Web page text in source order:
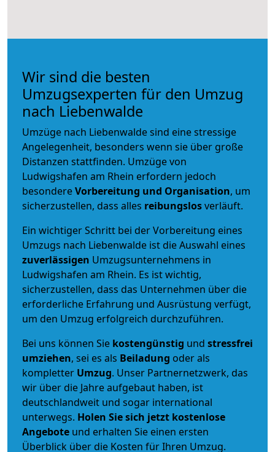
Wir sind die besten
Umzugsexperten für den Umzug
nach Liebenwalde
Umzüge nach Liebenwalde sind eine stressige
Angelegenheit, besonders wenn sie über große
Distanzen stattfinden. Umzüge von
Ludwigshafen am Rhein erfordern jedoch
besondereVorbereitung und Organisation, um
sicherzustellen, dass alles reibungslosverläuft.
Ein wichtiger Schritt bei der Vorbereitung eines
Umzugs nach Liebenwalde ist die Auswahl eines
zuverlässigen Umzugsunternehmens in
Ludwigshafen am Rhein. Es ist wichtig,
sicherzustellen, dass das Unternehmen über die
erforderliche Erfahrung und Ausrüstung verfügt,
um den Umzug erfolgreich durchzuführen.
Bei uns können Sie kostengünstig und stressfrei
umziehen, sei es als Beiladung oder als
kompletter Umzug. Unser Partnernetzwerk, das
wir über die Jahre aufgebaut haben, ist
deutschlandweit und sogar international
unterwegs. Holen Sie sich jetzt kostenlose
Angebote und erhalten Sie einen ersten
Überblick über die Kosten für Ihren Umzug.